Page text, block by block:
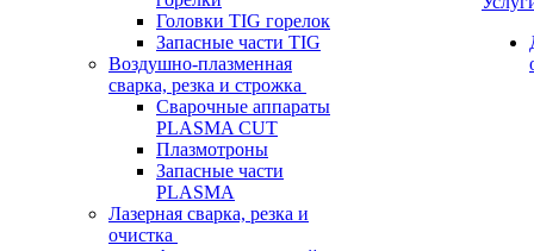
Головки TIG горелок
Запасные части TIG
Воздушно-плазменная
сварка, резка и строжка
Сварочные аппараты
PLASMA CUT
Плазмотроны
Запасные части
PLASMA
Лазерная сварка, резка и
очистка